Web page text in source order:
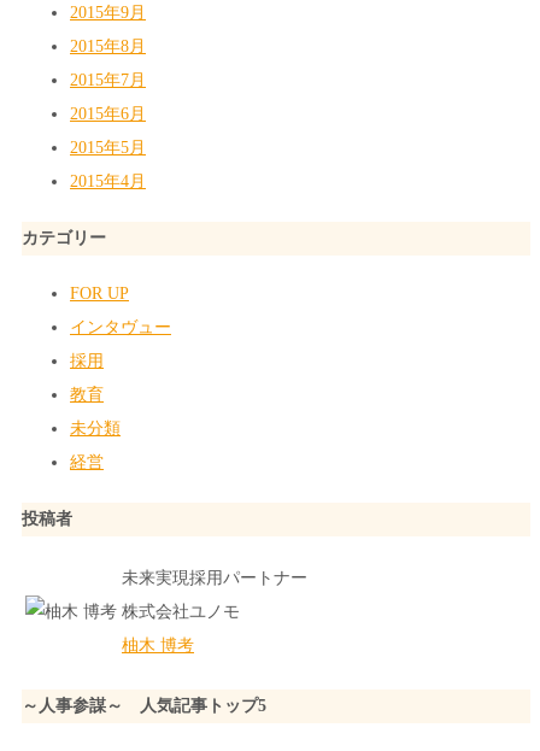
2015年9月
2015年8月
2015年7月
2015年6月
2015年5月
2015年4月
カテゴリー
FOR UP
インタヴュー
採用
教育
未分類
経営
投稿者
未来実現採用パートナー
株式会社ユノモ
柚木 博考
～人事参謀～ 人気記事トップ5